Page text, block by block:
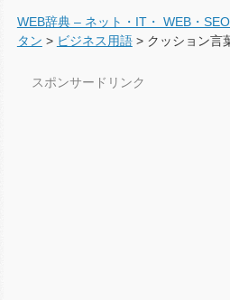
WEB辞典 – ネット・IT・ WEB・
タン > ビジネス用語> クッション言
スポンサードリンク